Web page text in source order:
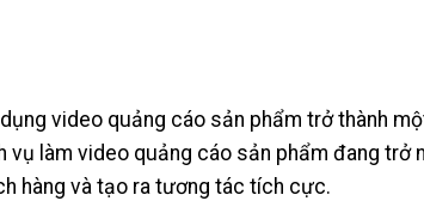
video quảng cáo sản phẩm trở thành
vụ làm video quảng cáo sản phẩm đang trở
hàng và tạo ra tương tác tích cực.